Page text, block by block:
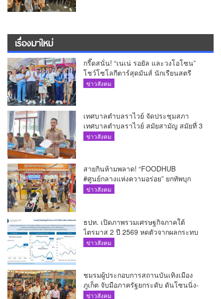
เรื่องมาใหม่
กรี๊ดสนั่น! “เนเน่ รอยัล และวงโอโซน”
โชว์โซโลกีตาร์สุดมันส์ นักเรียนสตรี
ภูเก็ตนั่งไม่ติด ทั้งเต้น-ร้อง
ข่าวสังคม
เทศบาลตำบลราไวย์ จัดประชุมสภา
เทศบาลตำบลราไวย์ สมัยสามัญ สมัยที่ 3
ประจำปี 2569
ข่าวสังคม
สายกินห้ามพลาด! “FOODHUB
#ศูนย์กลางแห่งความอร่อย” ยกทัพบุก
โรบินสันไลฟ์สไตล์ ฉลอง ถึง 12 ส.ค.นี้
ข่าวสังคม
ธปท. เปิดภาพรวมเศรษฐกิจภาคใต้
ไตรมาส 2 ปี 2569 หดตัวจากผลกระทบ
ความขัดแย้งในตะวันออกกลาง
ข่าวสังคม
ชมรมผู้ประกอบการสถานบันเทิงเมือง
ภูเก็ต จับมือภาครัฐยกระดับ ดันโซนนิ่ง-
ขับเคลื่อนท่องเที่ยวอย่างยั่งยืน
ข่าวสังคม